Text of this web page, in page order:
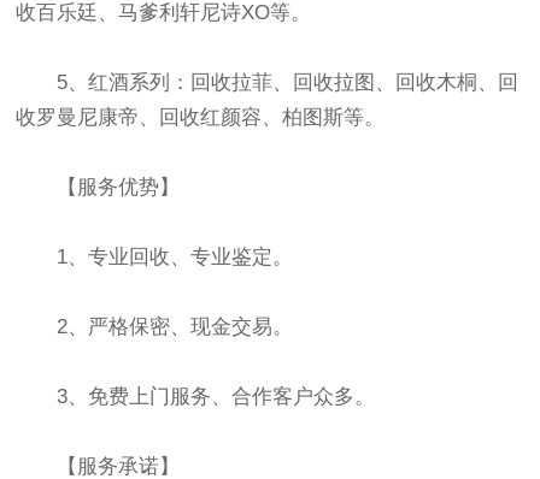
收百乐廷、马爹利轩尼诗XO等。
5、红酒系列：回收拉菲、回收拉图、回收木桐、回
收罗曼尼康帝、回收红颜容、柏图斯等。
【服务优势】
1、专业回收、专业鉴定。
2、严格保密、现金交易。
3、免费上门服务、合作客户众多。
【服务承诺】